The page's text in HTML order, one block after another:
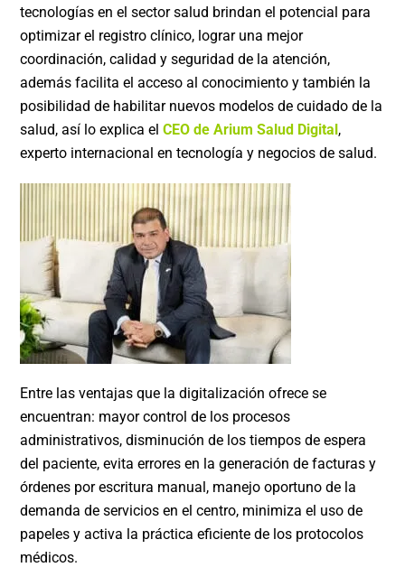
tecnologías en el sector salud brindan el potencial para
optimizar el registro clínico, lograr una mejor
coordinación, calidad y seguridad de la atención,
además facilita el acceso al conocimiento y también la
posibilidad de habilitar nuevos modelos de cuidado de la
salud, así lo explica elCEO de Arium Salud Digital,
experto internacional en tecnología y negocios de salud.
Entre las ventajas que la digitalización ofrece se
encuentran: mayor control de los procesos
administrativos, disminución de los tiempos de espera
del paciente, evita errores en la generación de facturas y
órdenes por escritura manual, manejo oportuno de la
demanda de servicios en el centro, minimiza el uso de
papeles y activa la práctica eficiente de los protocolos
médicos.